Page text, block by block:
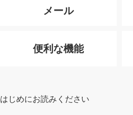
メール
便利な機能
はじめにお読みください